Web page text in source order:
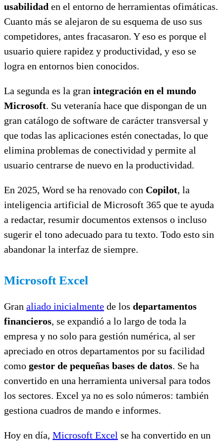
usabilidad en el entorno de herramientas ofimáticas.
Cuanto más se alejaron de su esquema de uso sus
competidores, antes fracasaron. Y eso es porque el
usuario quiere rapidez y productividad, y eso se
logra en entornos bien conocidos.
La segunda es la gran integración en el mundo
Microsoft. Su veteranía hace que dispongan de un
gran catálogo de software de carácter transversal y
que todas las aplicaciones estén conectadas, lo que
elimina problemas de conectividad y permite al
usuario centrarse de nuevo en la productividad.
En 2025, Word se ha renovado con Copilot, la
inteligencia artificial de Microsoft 365 que te ayuda
a redactar, resumir documentos extensos o incluso
sugerir el tono adecuado para tu texto. Todo esto sin
abandonar la interfaz de siempre.
Microsoft Excel
Gran aliado inicialmente de los departamentos
financieros, se expandió a lo largo de toda la
empresa y no solo para gestión numérica, al ser
apreciado en otros departamentos por su facilidad
como gestor de pequeñas bases de datos. Se ha
convertido en una herramienta universal para todos
los sectores. Excel ya no es solo números: también
gestiona cuadros de mando e informes.
Hoy en día, Microsoft Excel se ha convertido en un